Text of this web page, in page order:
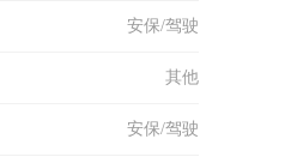
安保/驾驶
其他
安保/驾驶